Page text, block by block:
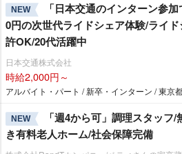
NEW
「日本交通のインターン参
0円の次世代ライドシェア体験/ライ
許OK/20代活躍中
日本交通株式会社
時給2,000円～
アルバイト・パート / 新卒・インターン / 東京
NEW
「週4から可」調理スタッフ
き有料老人ホーム/社会保障完備